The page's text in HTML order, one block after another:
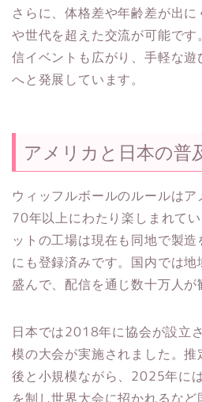
さらに、体格差や年齢差が出
や世代を超えた交流が可能で
信イベントも広がり、手軽な遊
へと発展しています。
アメリカと日本の普
ウィッフルボールのルールはア
70年以上にわたり楽しまれて
ットの工場は現在も同地で製
にも登録済みです。国内では
盛んで、配信を通じ数十万人が
日本では2018年に協会が設立
模の大会が実施されました。
後と小規模ながら、2025年に
を制し世界大会に招かれるな